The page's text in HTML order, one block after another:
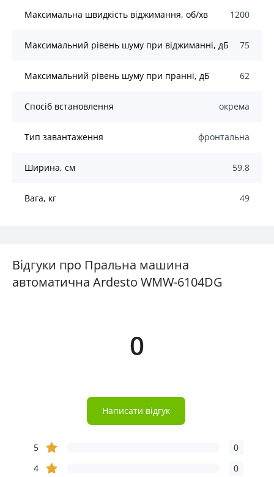
Максимальна швидкість віджимання, об/хв 1200
Максимальний рівень шуму при віджиманні, дБ 75
Максимальний рівень шуму при пранні, дБ 62
Спосіб встановлення окрема
Тип завантаження фронтальна
Ширина, см 59.8
Вага, кг 49
Відгуки про Пральна машина
автоматична Ardesto WMW-6104DG
0
Написати відгук
5
0
4
0